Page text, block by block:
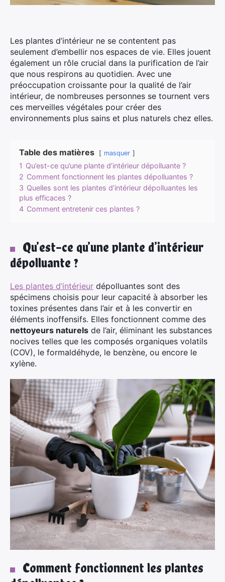
Les plantes d’intérieur ne se contentent pas
seulement d’embellir nos espaces de vie. Elles jouent
également un rôle crucial dans la purification de l’air
que nous respirons au quotidien. Avec une
préoccupation croissante pour la qualité de l’air
intérieur, de nombreuses personnes se tournent vers
ces merveilles végétales pour créer des
environnements plus sains et plus naturels chez elles.
Table des matières masquer
1 Qu’est-ce qu’une plante d’intérieur dépolluante ?
2 Comment fonctionnent les plantes dépolluantes ?
3 Quelles sont les plantes d’intérieur dépolluantes les
plus efficaces ?
4 Comment entretenir ces plantes ?
Qu’est-ce qu’une plante d’intérieur
dépolluante ?
Les plantes d’intérieur dépolluantes sont des
spécimens choisis pour leur capacité à absorber les
toxines présentes dans l’air et à les convertir en
éléments inoffensifs. Elles fonctionnent comme des
nettoyeurs naturels de l’air, éliminant les substances
nocives telles que les composés organiques volatils
(COV), le formaldéhyde, le benzène, ou encore le
xylène.
Comment fonctionnent les plantes